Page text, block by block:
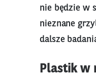
nie będzie w
nieznane
dalsze
Plastik w